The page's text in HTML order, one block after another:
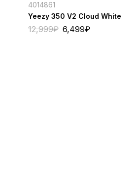
4014861
Yeezy 350 V2 Cloud White
12,999₽ 6,499₽